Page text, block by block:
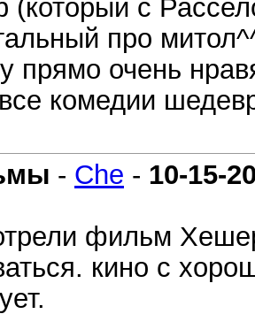
(который с
про
прямо очень
комедии
- Che - 10-15-
фильм
кино с